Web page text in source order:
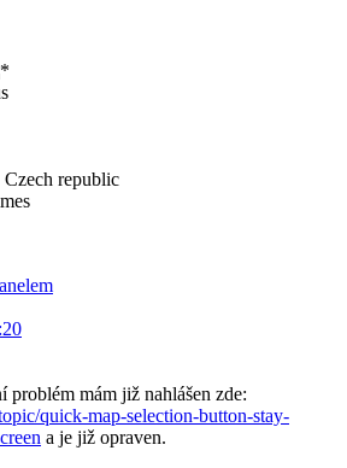
republic
problém mám již nahlášen zde:
quick-map-selection-button-stay-
a je již opraven.